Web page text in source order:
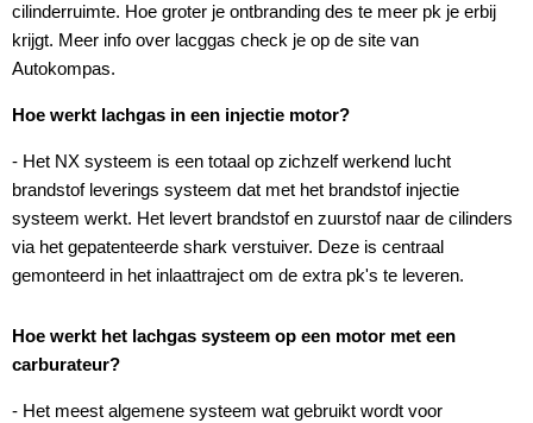
cilinderruimte. Hoe groter je ontbranding des te meer pk je erbij
krijgt. Meer info over lacggas check je op de site van
Autokompas.
Hoe werkt lachgas in een injectie motor?
- Het NX systeem is een totaal op zichzelf werkend lucht
brandstof leverings systeem dat met het brandstof injectie
systeem werkt. Het levert brandstof en zuurstof naar de cilinders
via het gepatenteerde shark verstuiver. Deze is centraal
gemonteerd in het inlaattraject om de extra pk's te leveren.
Hoe werkt het lachgas systeem op een motor met een
carburateur?
- Het meest algemene systeem wat gebruikt wordt voor